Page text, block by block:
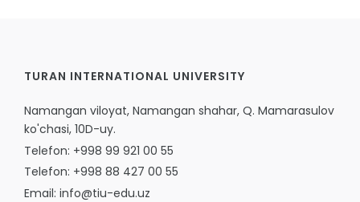
TURAN INTERNATIONAL UNIVERSITY
Namangan viloyat, Namangan shahar, Q. Mamarasulov
ko'chasi, 10D-uy.
Telefon: +998 99 921 00 55
Telefon: +998 88 427 00 55
Email: info@tiu-edu.uz